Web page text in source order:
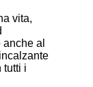
vita,
al
tutti i